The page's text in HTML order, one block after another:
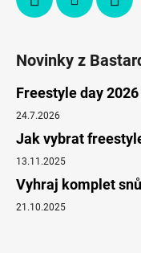
Novinky z
Freestyle day 2026
24.7.2026
Jak vybrat
13.11.2025
Vyhraj komplet
21.10.2025